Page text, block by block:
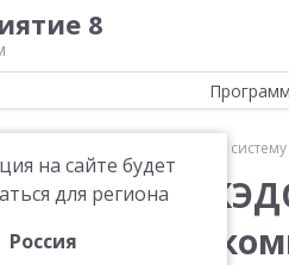
8
на сайте будет
для региона
Россия
Переход на
систему